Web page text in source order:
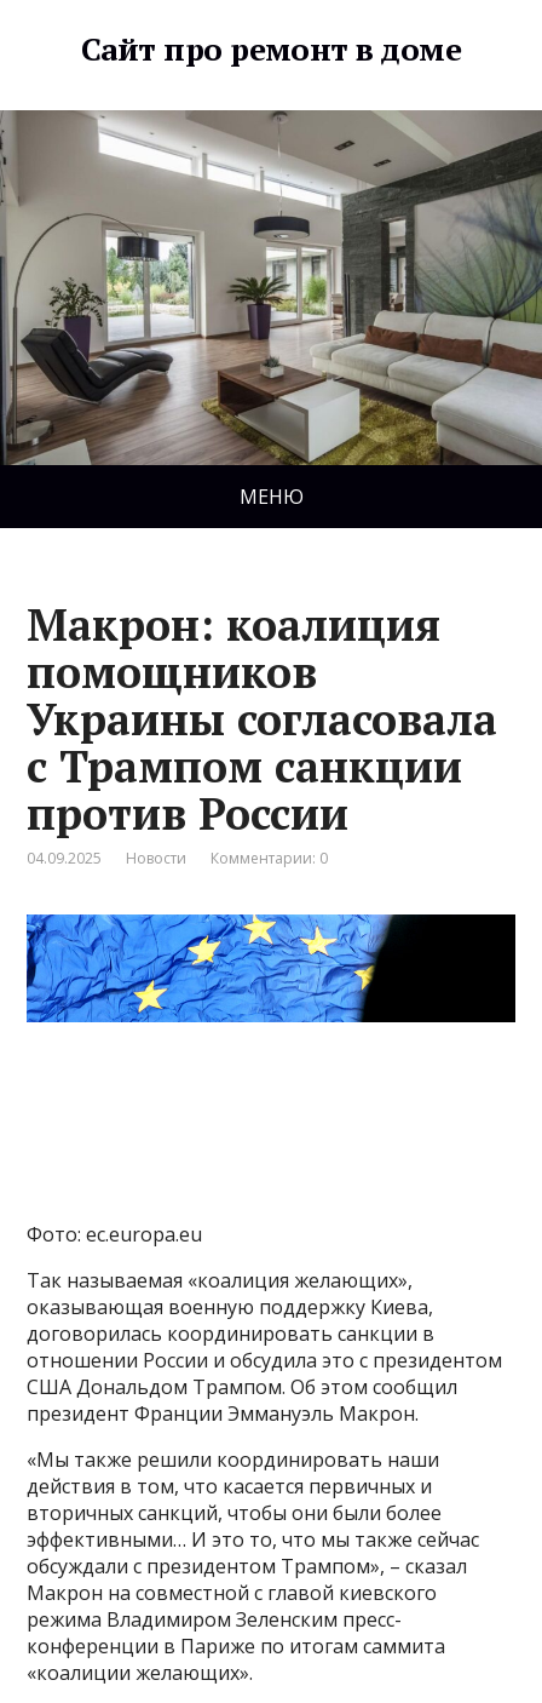
Сайт про ремонт в доме
МЕНЮ
Макрон: коалиция
помощников
Украины согласовала
с Трампом санкции
против России
04.09.2025 Новости Комментарии: 0
Фото: ec.europa.eu
Так называемая «коалиция желающих»,
оказывающая военную поддержку Киева,
договорилась координировать санкции в
отношении России и обсудила это с президентом
США Дональдом Трампом. Об этом сообщил
президент Франции Эммануэль Макрон.
«Мы также решили координировать наши
действия в том, что касается первичных и
вторичных санкций, чтобы они были более
эффективными… И это то, что мы также сейчас
обсуждали с президентом Трампом», – сказал
Макрон на совместной с главой киевского
режима Владимиром Зеленским пресс-
конференции в Париже по итогам саммита
«коалиции желающих».